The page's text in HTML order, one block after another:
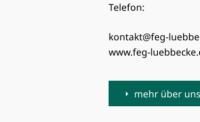
Telefon:
kontakt@feg-
www.feg-
mehr über uns